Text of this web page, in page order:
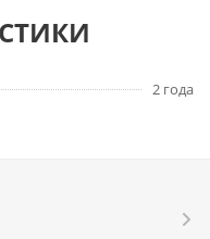
2 года